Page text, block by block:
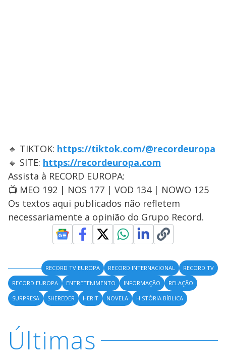
🔹 TIKTOK: https://tiktok.com/@recordeuropa
🔸 SITE: https://recordeuropa.com
Assista à RECORD EUROPA:
📺 MEO 192 | NOS 177 | VOD 134 | NOWO 125
Os textos aqui publicados não refletem
necessariamente a opinião do Grupo Record.
RECORD TV EUROPA RECORD INTERNACIONAL
RECORD TV
RECORD EUROPA
ENTRETENIMENTO INFORMAÇÃO
RELAÇÃO
SURPRESA
SHEREDER HERIT NOVELA HISTÓRIA BÍBLICA
Últimas